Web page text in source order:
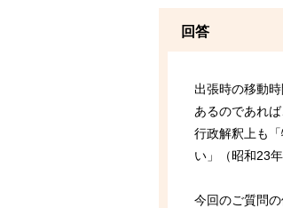
回答
出張時の移動
あるのであれ
行政解釈上も
い」（昭和23
今回のご質問